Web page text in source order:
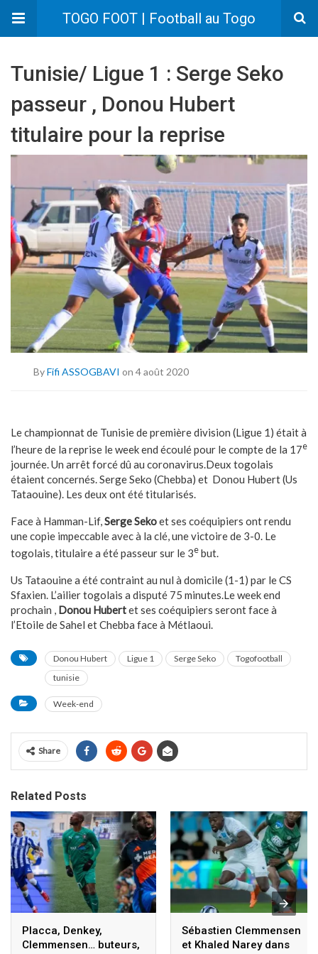
TOGO FOOT | Football au Togo
Tunisie/ Ligue 1 : Serge Seko
passeur , Donou Hubert
titulaire pour la reprise
ByFifi ASSOGBAVI on 4 août 2020
Le championnat de Tunisie de première division (Ligue 1) était à
l’heure de la reprise le week end écoulé pour le compte de la 17e
journée. Un arrêt forcé dû au coronavirus.Deux togolais
étaient concernés. Serge Seko (Chebba) et Donou Hubert (Us
Tataouine). Les deux ont été titularisés.
Face à Hamman-Lif,Serge Sekoet ses coéquipiers ont rendu
une copie impeccable avec à la clé, une victoire de 3-0. Le
togolais, titulaire a été passeur sur le 3e but.
Us Tataouine a été contraint au nul à domicile (1-1) par le CS
Sfaxien. L’ailier togolais a disputé 75 minutes.Le week end
prochain , Donou Hubertet ses coéquipiers seront face à
l’Etoile de Sahel et Chebba face à Métlaoui.
Donou Hubert Ligue 1 Serge Seko
Togofootball
tunisie
Week-end
Share
Related Posts
Placca, Denkey,
Clemmensen… buteurs,
Sébastien Clemmensen
et Khaled Narey dans